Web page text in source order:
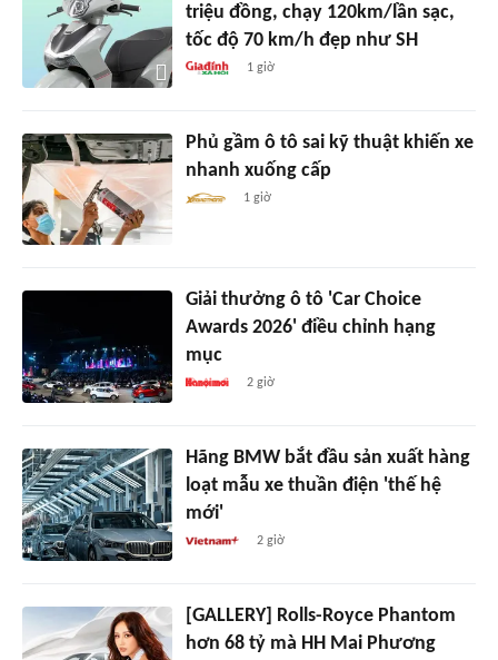
triệu đồng, chạy 120km/lần sạc,
tốc độ 70 km/h đẹp như SH
1 giờ
Phủ gầm ô tô sai kỹ thuật khiến xe
nhanh xuống cấp
1 giờ
Giải thưởng ô tô 'Car Choice
Awards 2026' điều chỉnh hạng
mục
2 giờ
Hãng BMW bắt đầu sản xuất hàng
loạt mẫu xe thuần điện 'thế hệ
mới'
2 giờ
[GALLERY] Rolls-Royce Phantom
hơn 68 tỷ mà HH Mai Phương